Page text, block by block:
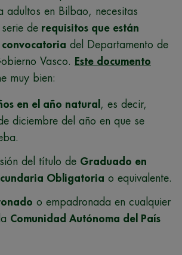
adultos en Bilbao, necesitas
de requisitos que están
del Departamento de
Vasco.
Este documento
muy bien:
en el año natural , es decir,
diciembre del año en que se
del título de Graduado en
Obligatoria o equivalente.
o empadronada en cualquier
Comunidad Autónoma del País